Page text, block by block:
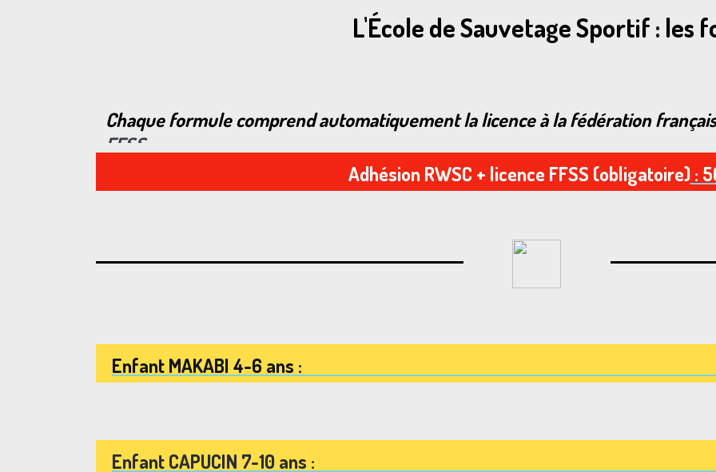
L'École de Sauvetage Sportif : les
Chaque formule comprend automatiquement la licence à la fédération
FFSS.
Adhésion RWSC + licence FFSS (obligatoire) :
Enfant MAKABI
150€
Enfant CAPUCIN 7-